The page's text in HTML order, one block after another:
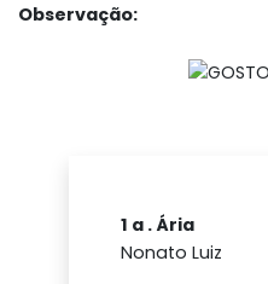
Observação:
1 a . Ária
Nonato Luiz